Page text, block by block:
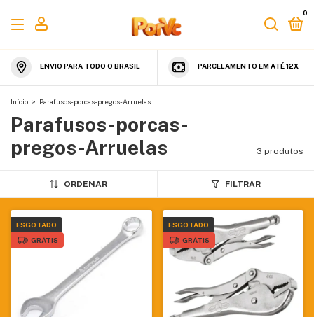
0
ENVIO PARA TODO O BRASIL PARCELAMENTO EM ATÉ 12X
Início > Parafusos-porcas-pregos-Arruelas
Parafusos-porcas-
pregos-Arruelas
3 produtos
ORDENAR FILTRAR
ESGOTADO
GRÁTIS
ESGOTADO
GRÁTIS